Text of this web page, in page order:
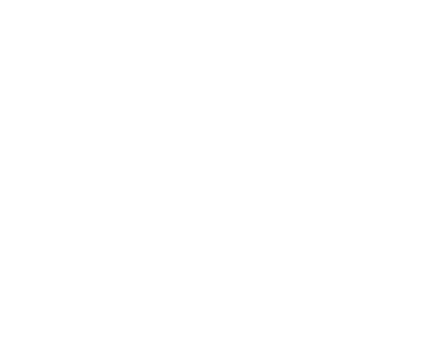
Starševsko telo (izvorni
delcev v oblaku, ki daje
izparel iz kometa v letu
Aktivnost roja se prične